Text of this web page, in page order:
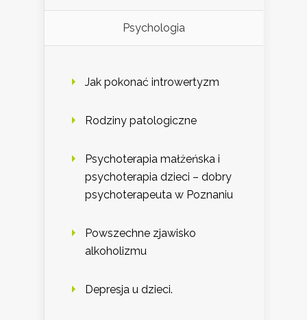
Psychologia
Jak pokonać introwertyzm
Rodziny patologiczne
Psychoterapia małżeńska i
psychoterapia dzieci – dobry
psychoterapeuta w Poznaniu
Powszechne zjawisko
alkoholizmu
Depresja u dzieci.